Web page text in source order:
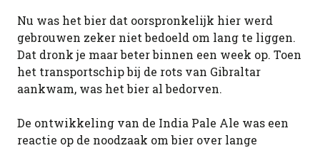
Nu was het bier dat oorspronkelijk hier werd
gebrouwen zeker niet bedoeld om lang te liggen.
Dat dronk je maar beter binnen een week op. Toen
het transportschip bij de rots van Gibraltar
aankwam, was het bier al bedorven.
De ontwikkeling van de India Pale Ale was een
reactie op de noodzaak om bier over lange